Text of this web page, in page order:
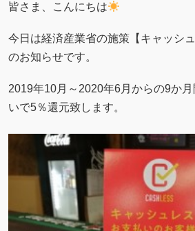
皆さま、こんにちは
今日は経済産業省の施策【キャッシ
のお知らせです。
2019年10月～2020年6月からの9か
いで5％還元致します。